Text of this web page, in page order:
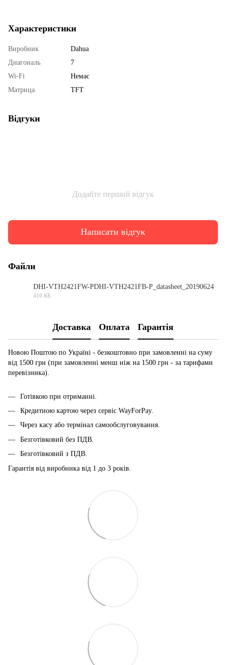
Характеристики
Виробник
Dahua
Диагональ
7
Wi-Fi
Немає
Матрица
TFT
Відгуки
Додайте перший відгук
Написати відгук
Файли
DHI-VTH2421FW-PDHI-VTH2421FB-P_datasheet_20190624
410 КБ
Доставка Оплата Гарантія
Новою Поштою по Україні - безкоштовно при замовленні на суму
від 1500 грн (при замовленні менш ніж на 1500 грн - за тарифами
перевізника).
Готівкою при отриманні.
Кредитною картою через сервіс WayForPay.
Через касу або термінал самообслуговування.
Безготівковий без ПДВ.
Безготівковий з ПДВ.
Гарантія від виробника від 1 до 3 років.